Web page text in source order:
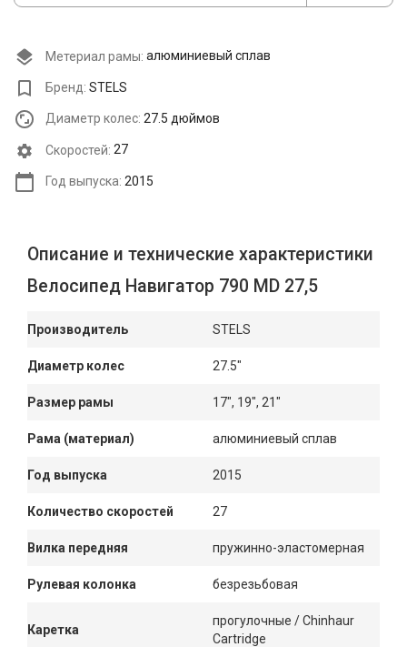
Метериал рамы: алюминиевый сплав
Бренд: STELS
Диаметр колес: 27.5 дюймов
Cкоростей: 27
Год выпуска: 2015
Описание и технические характеристики
Велосипед Навигатор 790 MD 27,5
Производитель STELS
Диаметр колес 27.5"
Размер рамы 17", 19", 21"
Рама (материал) алюминиевый сплав
Год выпуска 2015
Количество скоростей 27
Вилка передняя пружинно-эластомерная
Рулевая колонка безрезьбовая
Каретка
прогулочные / Chinhaur
Cartridge